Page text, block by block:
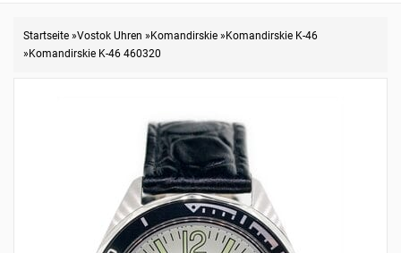
Startseite »Vostok Uhren » Komandirskie » Komandirskie K-46
» Komandirskie K-46 460320